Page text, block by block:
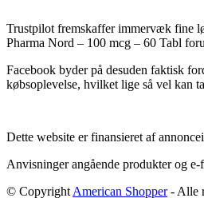
Trustpilot fremskaffer immervæk fine
Pharma Nord – 100 mcg – 60 Tabl
Facebook byder på desuden faktisk
købsoplevelse, hvilket lige så vel kan
Dette website er finansieret af
Anvisninger angående produkter og
© Copyright American Shopper- Alle